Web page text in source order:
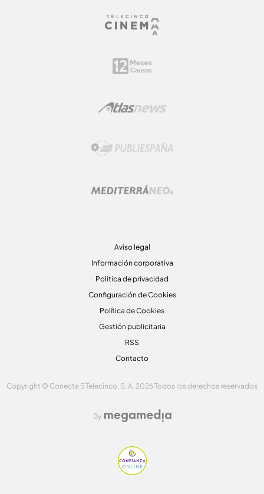
Aviso legal
Información corporativa
Politica de privacidad
Configuración de Cookies
Política de Cookies
Gestión publicitaria
RSS
Contacto
Copyright © Conecta 5 Telecinco, S. A. 2026 Todos los derechos reservados
By